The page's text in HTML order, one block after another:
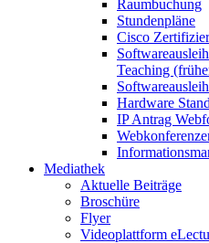
Raumbuchung
Stundenpläne
Cisco
Teaching
Hardware
IP Antrag
Mediathek
Aktuelle Beiträge
Broschüre
Flyer
Videoplattform